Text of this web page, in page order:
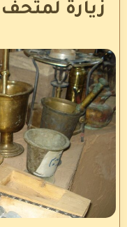
زيارة لمتحف